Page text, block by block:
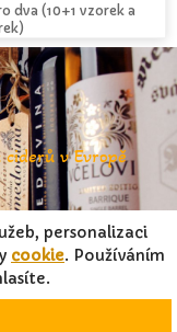
dva (10+1 vzorek a
v Evropě
stránek
z
personalizaci
cookie. Používáním